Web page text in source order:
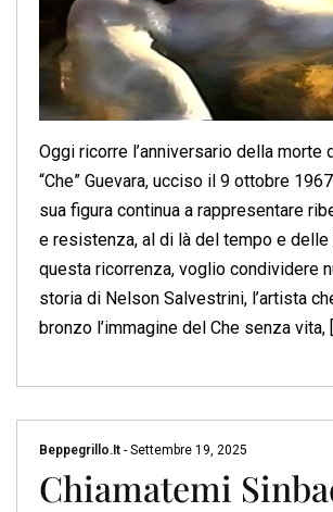
Oggi ricorre l’anniversario della morte
“Che” Guevara, ucciso il 9 ottobre
sua figura continua a rappresentare
e resistenza, al di là del tempo e
questa ricorrenza, voglio condividere
storia di Nelson Salvestrini, l’artista
bronzo l’immagine del Che senza vita,
Beppegrillo.it - Settembre 19, 2025
Chiamatemi